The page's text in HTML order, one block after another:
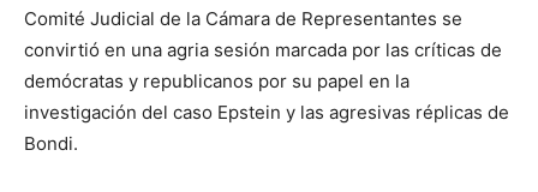
Comité Judicial de la Cámara de Representantes se
convirtió en una agria sesión marcada por las críticas de
demócratas y republicanos por su papel en la
investigación del caso Epstein y las agresivas réplicas de
Bondi.